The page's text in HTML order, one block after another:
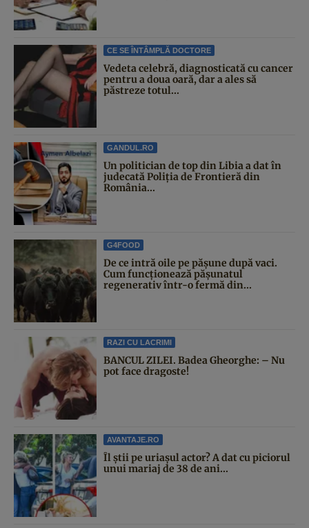
CE SE ÎNTÂMPLĂ DOCTORE
Vedeta celebră, diagnosticată cu cancer
pentru a doua oară, dar a ales să
păstreze totul...
GANDUL.RO
Un politician de top din Libia a dat în
judecată Poliția de Frontieră din
România...
G4FOOD
De ce intră oile pe pășune după vaci.
Cum funcționează pășunatul
regenerativ într-o fermă din...
RAZI CU LACRIMI
BANCUL ZILEI. Badea Gheorghe: – Nu
pot face dragoste!
AVANTAJE.RO
Îl știi pe uriașul actor? A dat cu piciorul
unui mariaj de 38 de ani...